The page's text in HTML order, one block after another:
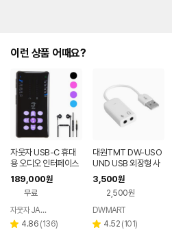
이런 상품 어때요?
자웃자 USB-C 휴대
용 오디오 인터페이스
189,000원
무료
페이
자웃자 JAUTJA
4.86 리
(136)
대원TMT DW-USO
UND USB 외장형 사
운드카드 컴퓨터 노트
북 맥북 내장 사운드 고
장 라즈베리파이3 플
레이스테이션4 플스4
PS4 플포 플4 소리 오
3,500원
2,500원
DWMART
4.52 리
(101)